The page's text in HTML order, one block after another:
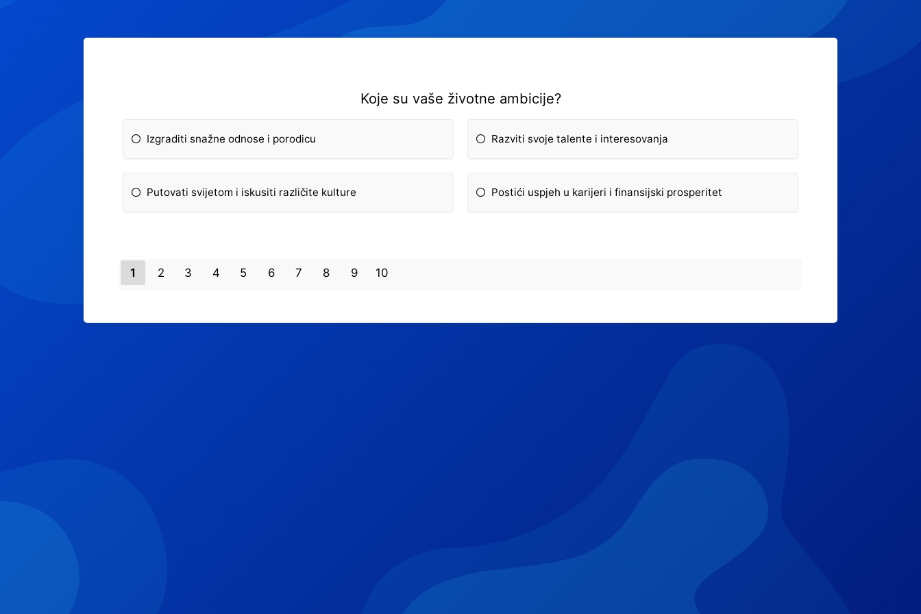
Koje su vaše životne ambicije?
Izgraditi snažne odnose i porodicu Razviti svoje talente i interesovanja
Putovati svijetom i iskusiti različite kulture Postići uspjeh u karijeri i finansijski prosperitet
1 2 3 4 5 6 7 8 9 10